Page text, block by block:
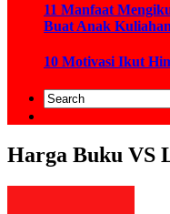
11 Manfaat
Buat Anak Kuliahan
10 Motivasi Ikut
Harga Buku VS